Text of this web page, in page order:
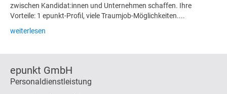
zwischen Kandidat:innen und Unternehmen schaffen. Ihre
Vorteile: 1 epunkt-Profil, viele Traumjob-Möglichkeiten....
weiterlesen
epunkt GmbH
Personaldienstleistung